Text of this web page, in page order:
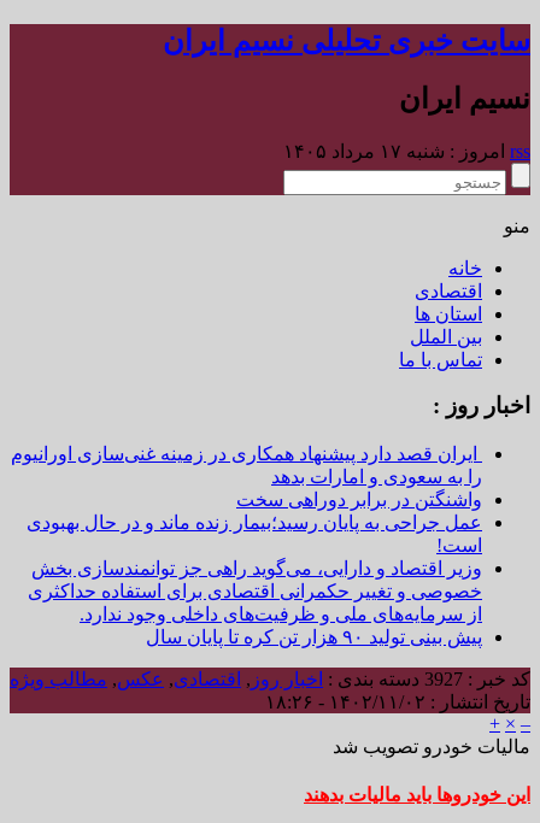
سایت خبری تحلیلی نسیم ایران
نسیم ایران
rss امروز : شنبه ۱۷ مرداد ۱۴۰۵
منو
خانه
اقتصادی
استان ها
بین الملل
تماس با ما
اخبار روز :
ایران قصد دارد پیشنهاد همکاری در زمینه غنی‌سازی اورانیوم
را به سعودی و امارات بدهد
واشنگتن در برابر دوراهی سخت
عمل جراحی به پایان رسید؛بیمار زنده ماند و در حال بهبودی
است!
وزیر اقتصاد و دارایی، می‌گوید راهی جز توانمندسازی بخش
خصوصی و تغییر حکمرانی اقتصادی برای استفاده حداکثری
از سرمایه‌های ملی و ظرفیت‌های داخلی وجود ندارد.
پیش بینی تولید ۹۰ هزار تن کره تا پایان سال
کد خبر : 3927 دسته بندی : اخبار روز , اقتصادی, عکس, مطالب ویژه
تاریخ انتشار : ۱۴۰۲/۱۱/۰۲ - ۱۸:۲۶
–
×
+
مالیات خودرو تصویب شد
این خودروها باید مالیات بدهند